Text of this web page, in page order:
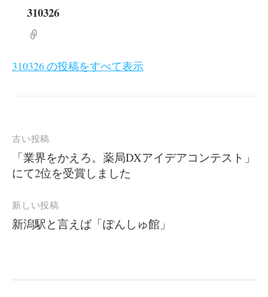
310326
310326 の投稿をすべて表示
投
稿
ナ
ゲ
ー
ン
古い投稿
「業界をかえろ。薬局DXアイデアコンテスト」
にて2位を受賞しました
新しい投稿
新潟駅と言えば「ぽんしゅ館」